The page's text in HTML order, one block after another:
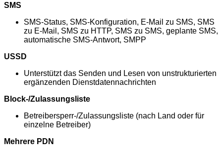
SMS
SMS-Status, SMS-Konfiguration, E-Mail zu SMS, SMS
zu E-Mail, SMS zu HTTP, SMS zu SMS, geplante SMS,
automatische SMS-Antwort, SMPP
USSD
Unterstützt das Senden und Lesen von unstrukturierten
ergänzenden Dienstdatennachrichten
Block-/Zulassungsliste
Betreibersperr-/Zulassungsliste (nach Land oder für
einzelne Betreiber)
Mehrere PDN